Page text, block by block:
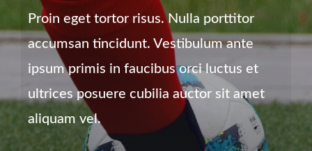
Pro­in eget tor­tor risus. Nulla port­ti­tor
accum­san tin­cidunt. Ves­ti­bu­lum ante
ipsum pri­mis in fau­ci­bus orci luc­tus et
ultri­ces posue­re cubi­lia auc­tor sit amet
ali­quam vel.